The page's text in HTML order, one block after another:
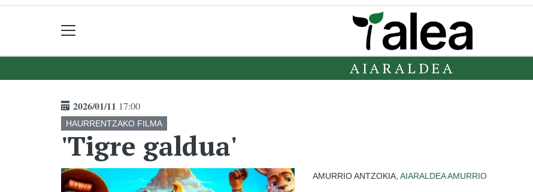
AIARALDEA
2026/01/11 17:00
HAURRENTZAKO FILMA
'Tigre galdua'
AMURRIO ANTZOKIA, AIARALDEAAMURRIO